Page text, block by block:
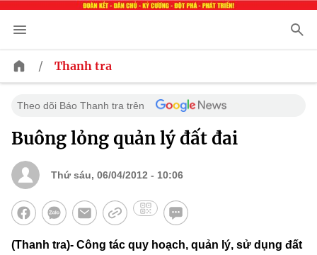
/ Thanh tra
Theo dõi Báo Thanh tra trên
Buông lỏng quản lý đất đai
Thứ sáu, 06/04/2012 - 10:06
(Thanh tra)- Công tác quy hoạch, quản lý, sử dụng đất